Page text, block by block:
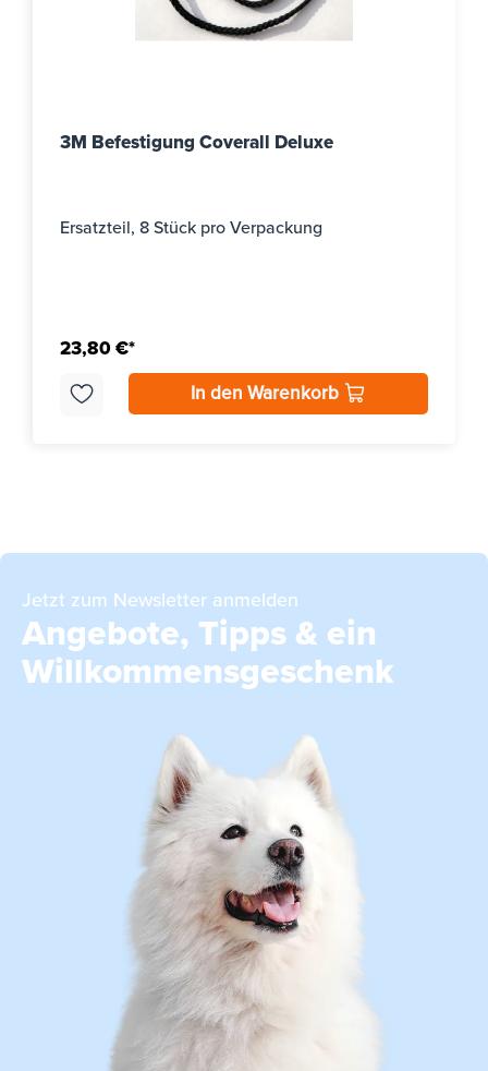
3M Befestigung Coverall Deluxe
Ersatzteil, 8 Stück pro Verpackung
23,80 €*
In den Warenkorb
Jetzt zum Newsletter anmelden
Angebote, Tipps & ein
Willkommensgeschenk